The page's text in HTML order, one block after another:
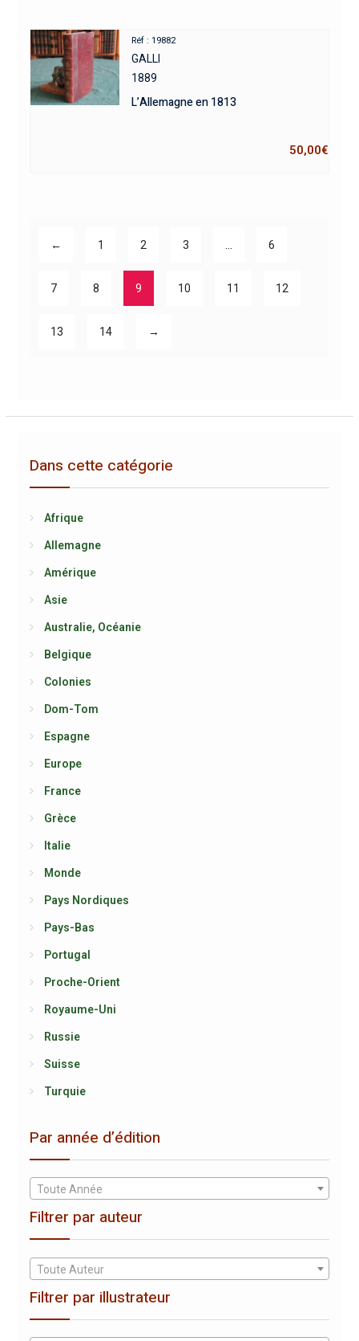
Réf : 19882
GALLI
1889
L’Allemagne en 1813
50,00€
← 1 2 3 6
7 8 9 10 11 12
13 14 →
Dans cette catégorie
Afrique
Allemagne
Amérique
Asie
Australie, Océanie
Belgique
Colonies
Dom-Tom
Espagne
Europe
France
Grèce
Italie
Monde
Pays Nordiques
Pays-Bas
Portugal
Proche-Orient
Royaume-Uni
Russie
Suisse
Turquie
Par année d’édition
Toute Année
Filtrer par auteur
Toute Auteur
Filtrer par illustrateur